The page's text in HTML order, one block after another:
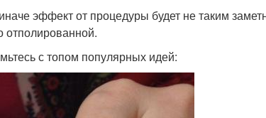
эффект от процедуры будет не таким
отполированной.
с топом популярных идей: